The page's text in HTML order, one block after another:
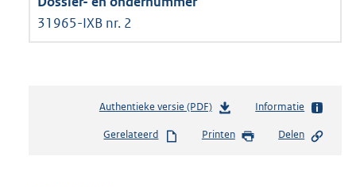
31965-IXB nr. 2
Authentieke versie (PDF)b
s
Informatie
Gerelateerd Printen Delen